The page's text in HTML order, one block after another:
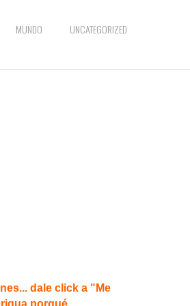
MUNDO UNCATEGORIZED
dale click a "Me
porqué